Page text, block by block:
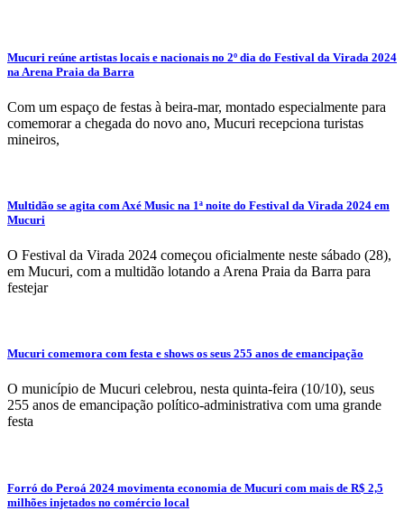
Mucuri reúne artistas locais e nacionais no 2º dia do Festival da Virada 2024
na Arena Praia da Barra
Com um espaço de festas à beira-mar, montado especialmente para
comemorar a chegada do novo ano, Mucuri recepciona turistas
mineiros,
Multidão se agita com Axé Music na 1ª noite do Festival da Virada 2024 em
Mucuri
O Festival da Virada 2024 começou oficialmente neste sábado (28),
em Mucuri, com a multidão lotando a Arena Praia da Barra para
festejar
Mucuri comemora com festa e shows os seus 255 anos de emancipação
O município de Mucuri celebrou, nesta quinta-feira (10/10), seus
255 anos de emancipação político-administrativa com uma grande
festa
Forró do Peroá 2024 movimenta economia de Mucuri com mais de R$ 2,5
milhões injetados no comércio local